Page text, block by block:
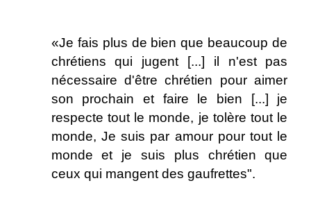
«Je fais plus de bien que beaucoup de
chrétiens qui jugent [...] il n'est pas
nécessaire d'être chrétien pour aimer
son prochain et faire le bien [...] je
respecte tout le monde, je tolère tout le
monde, Je suis par amour pour tout le
monde et je suis plus chrétien que
ceux qui mangent des gaufrettes".